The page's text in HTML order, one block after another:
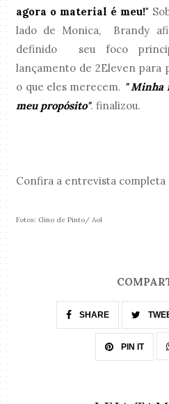
agora o material é meu!"
lado de Monica, Brandy
definido seu foco
lançamento de 2Eleven para
o que eles merecem. " Minha
meu propósito". finalizou.
Confira a entrevista
Fotos: Gino de Pinto/ Aol
SHARE
PIN IT